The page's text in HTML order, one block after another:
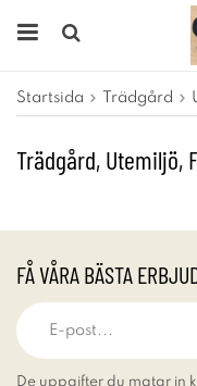
Startsida Trädgård
Trädgård, Utemiljö,
FÅ VÅRA BÄSTA
De uppgifter du matar in